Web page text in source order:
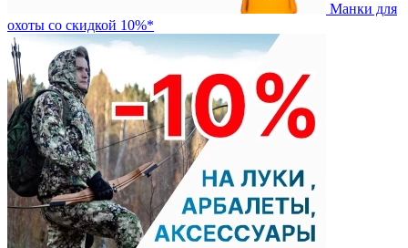
Манки для
охоты со скидкой 10%*